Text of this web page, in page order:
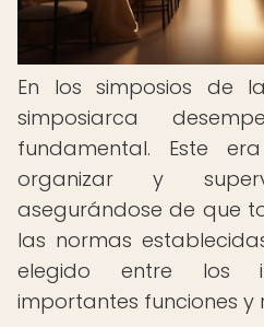
En los simposios de
simposiarca
fundamental. Este
organizar y
asegurándose de que
las normas
elegido entre los
importantes funciones y